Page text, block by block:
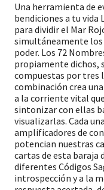
Una herramienta de
bendiciones a tu vida
para dividir el Mar
simultáneamente los
poder. Los 72
propiamente dichos,
compuestas por tres
combinación crea
a la corriente vital
sintonizar con ellas
visualizarlas. Cada
amplificadores de
potencian nuestras
cartas de esta baraja
diferentes Códigos
introspección y a la